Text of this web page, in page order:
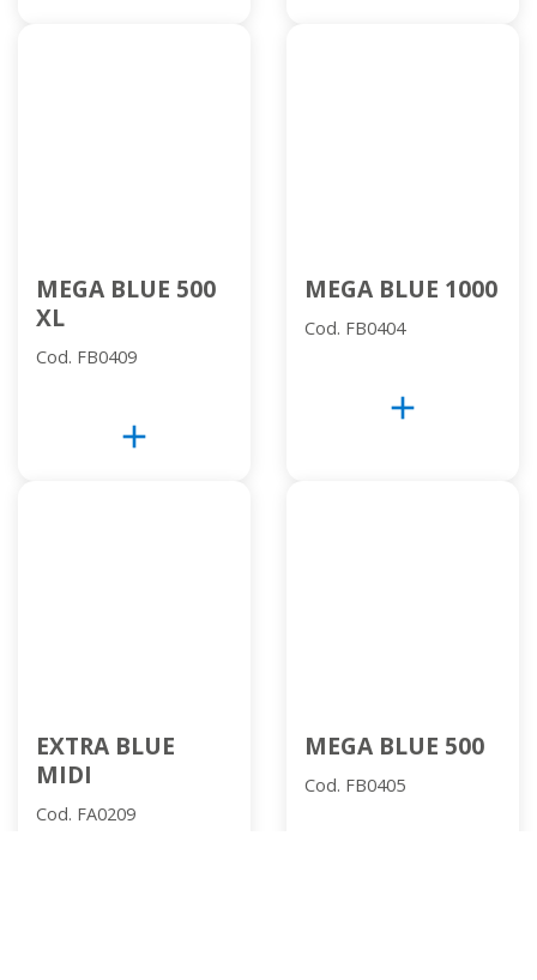
MEGA BLUE 500
XL
Cod. FB0409
add
MEGA BLUE 1000
Cod. FB0404
add
EXTRA BLUE
MIDI
Cod. FA0209
MEGA BLUE 500
Cod. FB0405